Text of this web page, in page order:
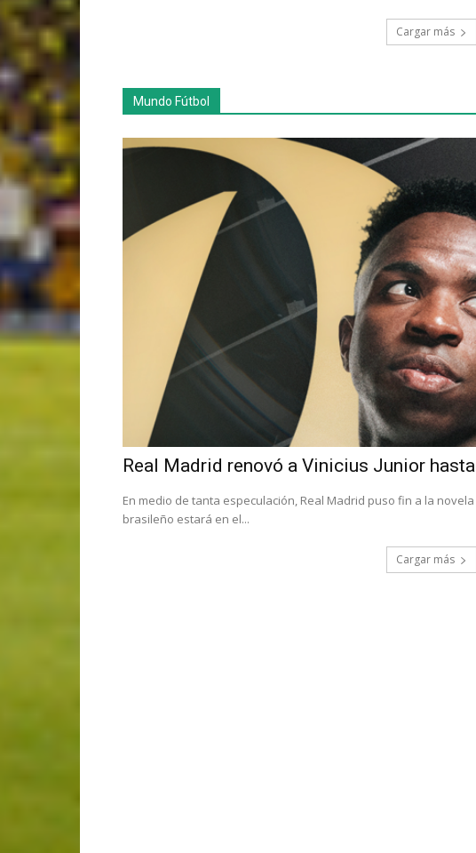
Cargar más
Mundo Fútbol
Real Madrid renovó a Vinicius Junior
En medio de tanta especulación, Real Madrid puso fin a la
brasileño estará en el...
Cargar más